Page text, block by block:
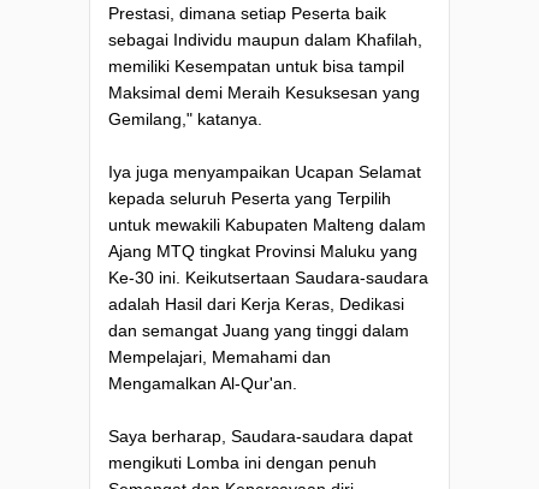
Prestasi, dimana setiap Peserta baik
sebagai Individu maupun dalam Khafilah,
memiliki Kesempatan untuk bisa tampil
Maksimal demi Meraih Kesuksesan yang
Gemilang," katanya.
Iya juga menyampaikan Ucapan Selamat
kepada seluruh Peserta yang Terpilih
untuk mewakili Kabupaten Malteng dalam
Ajang MTQ tingkat Provinsi Maluku yang
Ke-30 ini. Keikutsertaan Saudara-saudara
adalah Hasil dari Kerja Keras, Dedikasi
dan semangat Juang yang tinggi dalam
Mempelajari, Memahami dan
Mengamalkan Al-Qur'an.
Saya berharap, Saudara-saudara dapat
mengikuti Lomba ini dengan penuh